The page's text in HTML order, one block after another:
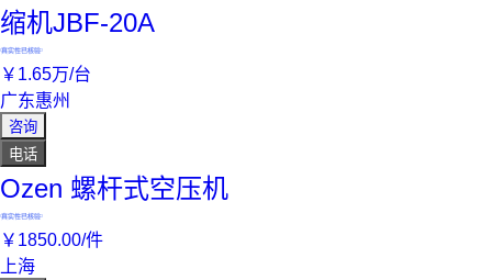
缩机JBF-20A
真实性已核验
￥ 1.65万/台
广东惠州
咨询
电话
Ozen 螺杆式空压机
真实性已核验
￥ 1850.00/件
上海